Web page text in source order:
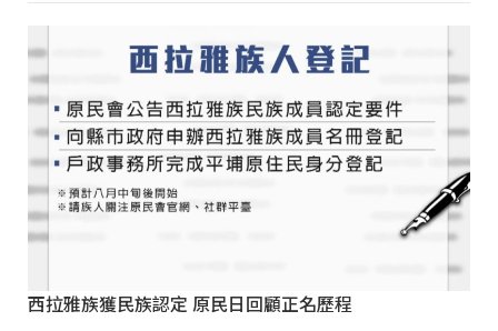
西拉雅族獲民族認定 原民日回顧正名歷程